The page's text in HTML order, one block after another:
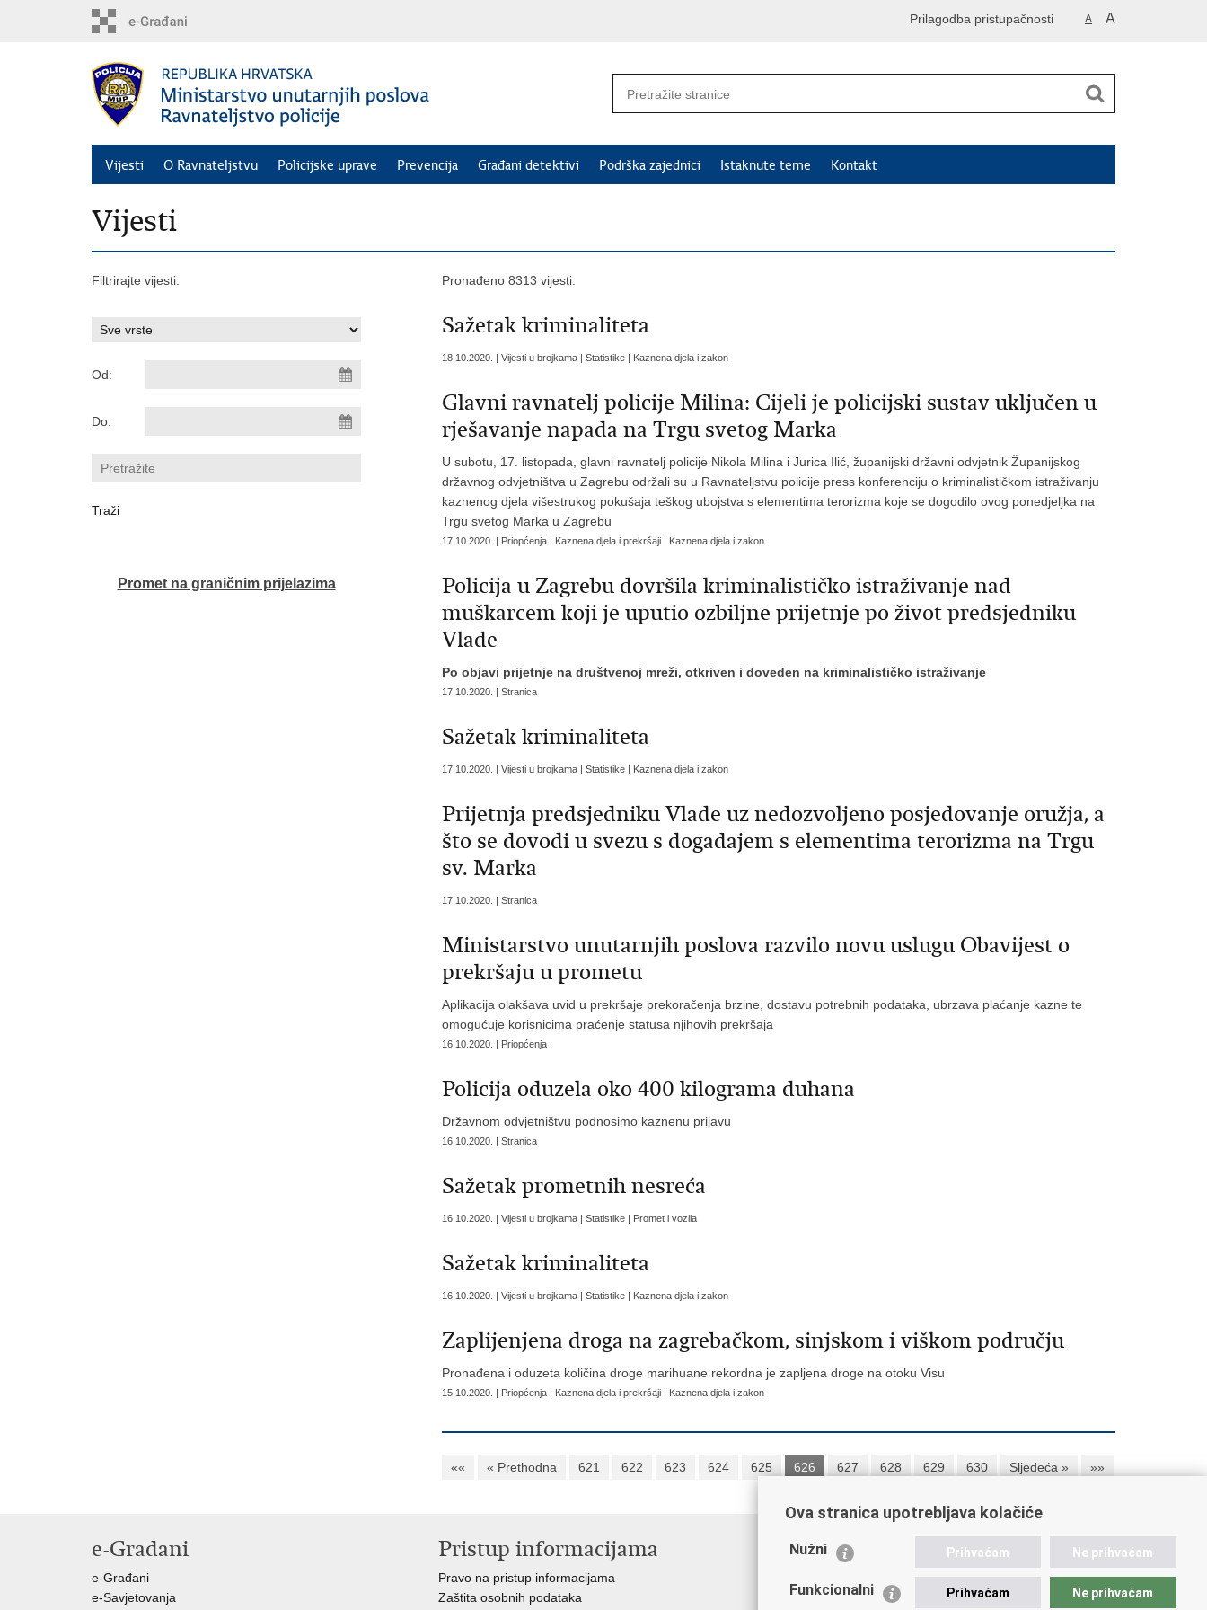
A A
Prilagodba pristupačnosti
Vijesti O Ravnateljstvu Policijske uprave Prevencija Građani detektivi Podrška zajednici Istaknute teme Kontakt
Vijesti
Filtrirajte vijesti:
Od:
Do:
Promet na graničnim prijelazima
Pronađeno 8313 vijesti.
Sažetak kriminaliteta
18.10.2020. | Vijesti u brojkama | Statistike | Kaznena djela i zakon
Glavni ravnatelj policije Milina: Cijeli je policijski sustav uključen u
rješavanje napada na Trgu svetog Marka
U subotu, 17. listopada, glavni ravnatelj policije Nikola Milina i Jurica Ilić, županijski državni odvjetnik Županijskog
državnog odvjetništva u Zagrebu održali su u Ravnateljstvu policije press konferenciju o kriminalističkom istraživanju
kaznenog djela višestrukog pokušaja teškog ubojstva s elementima terorizma koje se dogodilo ovog ponedjeljka na
Trgu svetog Marka u Zagrebu
17.10.2020. | Priopćenja | Kaznena djela i prekršaji | Kaznena djela i zakon
Policija u Zagrebu dovršila kriminalističko istraživanje nad
muškarcem koji je uputio ozbiljne prijetnje po život predsjedniku
Vlade
Po objavi prijetnje na društvenoj mreži, otkriven i doveden na kriminalističko istraživanje
17.10.2020. | Stranica
Sažetak kriminaliteta
17.10.2020. | Vijesti u brojkama | Statistike | Kaznena djela i zakon
Prijetnja predsjedniku Vlade uz nedozvoljeno posjedovanje oružja, a
što se dovodi u svezu s događajem s elementima terorizma na Trgu
sv. Marka
17.10.2020. | Stranica
Ministarstvo unutarnjih poslova razvilo novu uslugu Obavijest o
prekršaju u prometu
Aplikacija olakšava uvid u prekršaje prekoračenja brzine, dostavu potrebnih podataka, ubrzava plaćanje kazne te
omogućuje korisnicima praćenje statusa njihovih prekršaja
16.10.2020. | Priopćenja
Policija oduzela oko 400 kilograma duhana
Državnom odvjetništvu podnosimo kaznenu prijavu
16.10.2020. | Stranica
Sažetak prometnih nesreća
16.10.2020. | Vijesti u brojkama | Statistike | Promet i vozila
Sažetak kriminaliteta
16.10.2020. | Vijesti u brojkama | Statistike | Kaznena djela i zakon
Zaplijenjena droga na zagrebačkom, sinjskom i viškom području
Pronađena i oduzeta količina droge marihuane rekordna je zapljena droge na otoku Visu
15.10.2020. | Priopćenja | Kaznena djela i prekršaji | Kaznena djela i zakon
«« « Prethodna 621 622 623 624 625 626 627 628 629 630 Sljedeća » »»
e-Građani
e-Građani
e-Savjetovanja
Pristup informacijama
Pravo na pristup informacijama
Zaštita osobnih podataka
Važne poveznice
EMN Nacionalna kontaktna točka za Republiku Hrvatsku
Ova stranica upotrebljava kolačiće
Nužni Prihvaćam Ne prihvaćam
Funkcionalni Prihvaćam Ne prihvaćam